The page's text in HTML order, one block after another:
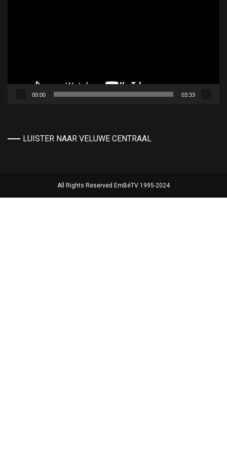
00:00 03:33
LUISTER NAAR VELUWE CENTRAAL
All Rights Reserved EmBéTV 1995-2024